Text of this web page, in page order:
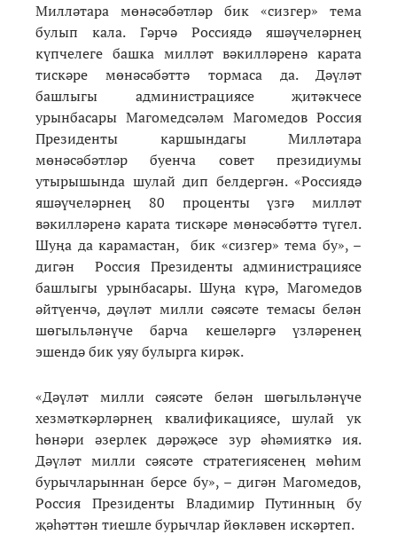
Милләтара мөнәсәбәтләр бик «сизгер» тема
булып кала. Гәрчә Россиядә яшәүчеләрнең
күпчелеге башка милләт вәкилләренә карата
тискәре мөнәсәбәттә тормаса да. Дәүләт
башлыгы администрациясе җитәкчесе
урынбасары Магомедсәләм Магомедов Россия
Президенты каршындагы Милләтара
мөнәсәбәтләр буенча совет президиумы
утырышында шулай дип белдергән. «Россиядә
яшәүчеләрнең 80 проценты үзгә милләт
вәкилләренә карата тискәре мөнәсәбәттә түгел.
Шуңа да карамастан, бик «сизгер» тема бу», –
дигән Россия Президенты администрациясе
башлыгы урынбасары. Шуңа күрә, Магомедов
әйтүенчә, дәүләт милли сәясәте темасы белән
шөгыльләнүче барча кешеләргә үзләренең
эшендә бик уяу булырга кирәк.
«Дәүләт милли сәясәте белән шөгыльләнүче
хезмәткәрләрнең квалификациясе, шулай ук
һөнәри әзерлек дәрәҗәсе зур әһәмияткә ия.
Дәүләт милли сәясәте стратегиясенең мөһим
бурычларыннан берсе бу», – дигән Магомедов,
Россия Президенты Владимир Путинның бу
җәһәттән тиешле бурычлар йөкләвен искәртеп.